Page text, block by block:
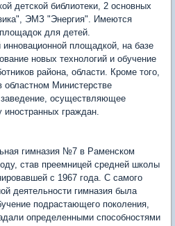
детской библиотеки, 2 основных
ЭМЗ "Энергия". Имеются
для детей.
инновационной площадкой, на базе
новых технологий и обучение
района, области. Кроме того,
областном Министерстве
заведение, осуществляющее
иностранных граждан.
гимназия №7 в Раменском
став преемницей средней школы
с 1967 года. С самого
деятельности гимназия была
подрастающего поколения,
определенными способностями